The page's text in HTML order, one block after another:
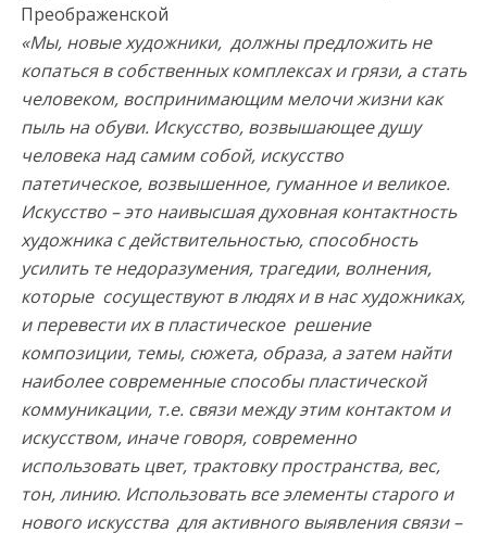
Преображенской
«Мы, новые художники, должны предложить не
копаться в собственных комплексах и грязи, а стать
человеком, воспринимающим мелочи жизни как
пыль на обуви. Искусство, возвышающее душу
человека над самим собой, искусство
патетическое, возвышенное, гуманное и великое.
Искусство – это наивысшая духовная контактность
художника с действительностью, способность
усилить те недоразумения, трагедии, волнения,
которые сосуществуют в людях и в нас художниках,
и перевести их в пластическое решение
композиции, темы, сюжета, образа, а затем найти
наиболее современные способы пластической
коммуникации, т.е. связи между этим контактом и
искусством, иначе говоря, современно
использовать цвет, трактовку пространства, вес,
тон, линию. Использовать все элементы старого и
нового искусства для активного выявления связи –